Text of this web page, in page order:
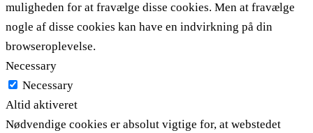
muligheden for at fravælge disse cookies. Men at fravælge
nogle af disse cookies kan have en indvirkning på din
browseroplevelse.
Necessary
Necessary
Altid aktiveret
Nødvendige cookies er absolut vigtige for, at webstedet